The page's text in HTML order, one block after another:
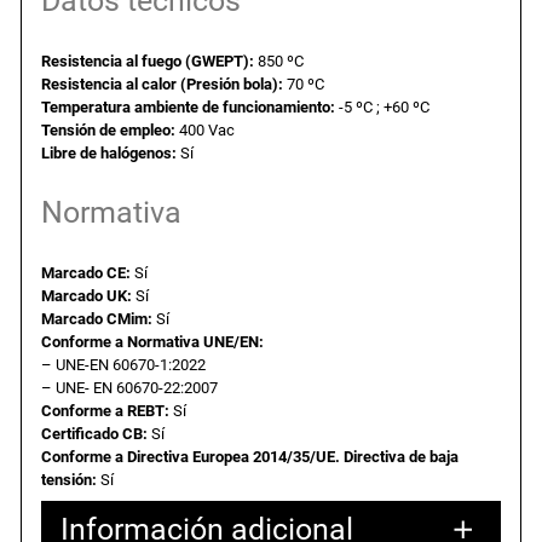
9
Resistencia al fuego (GWEPT): 850 ºC
Resistencia al calor (Presión bola): 70 ºC
Temperatura ambiente de funcionamiento: -5 ºC ; +60 ºC
Tensión de empleo: 400 Vac
Libre de halógenos: Sí
Normativa
Marcado CE: Sí
Marcado UK: Sí
Marcado CMim: Sí
Conforme a Normativa UNE/EN:
– UNE-EN 60670-1:2022
– UNE- EN 60670-22:2007
Conforme a REBT: Sí
Certificado CB: Sí
Conforme a Directiva Europea 2014/35/UE. Directiva de baja
tensión: Sí
Información adicional